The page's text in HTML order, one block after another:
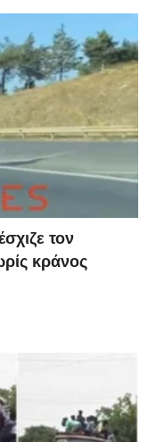
τον
κράνος